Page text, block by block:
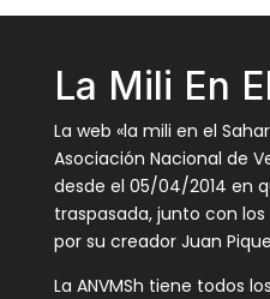
La Mili En
La web «la mili en el
Asociación Nacional de
desde el 05/04/2014 en
traspasada, junto con
por su creador Juan
La ANVMSh tiene todos